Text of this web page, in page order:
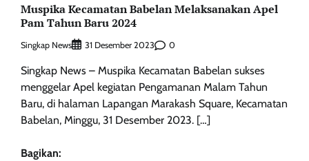
Muspika Kecamatan Babelan Melaksanakan Apel
Pam Tahun Baru 2024
Singkap News 31 Desember 2023 0
Singkap News – Muspika Kecamatan Babelan sukses
menggelar Apel kegiatan Pengamanan Malam Tahun
Baru, di halaman Lapangan Marakash Square, Kecamatan
Babelan, Minggu, 31 Desember 2023. […]
Bagikan: